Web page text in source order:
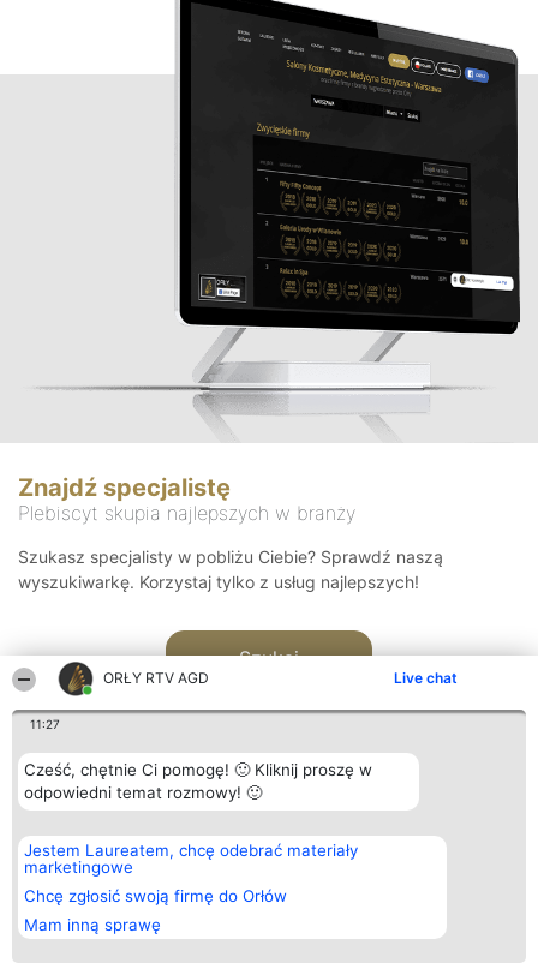
ORŁY RTV AGD Live chat
11:27
Cześć, chętnie Ci pomogę! 🙂 Kliknij proszę w
odpowiedni temat rozmowy! 🙂
Jestem Laureatem, chcę odebrać materiały
marketingowe
Chcę zgłosić swoją firmę do Orłów
Mam inną sprawę
Znajdź specjalistę
Plebiscyt skupia najlepszych w branży
Szukasz specjalisty w pobliżu Ciebie? Sprawdź naszą
wyszukiwarkę. Korzystaj tylko z usług najlepszych!
Szukaj
Organizator plebiscytu
Bright Side Solutions sp. z o.
o. sp. k.
ul. Ruska 22
Wrocław 50-079
KRS 0000749100 | Regon
381313360 | NIP 8943132676
Plebiscyt
Laureaci
wszystkich
Laureatów
Regulamin
Kontakt
Kontakt